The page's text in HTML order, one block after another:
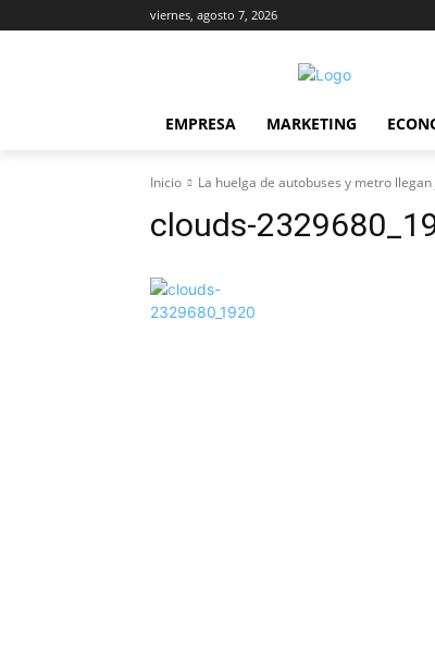
viernes, agosto 7, 2026
EMPRESA MARKETING
Inicio La huelga de autobuses y metro
clouds-